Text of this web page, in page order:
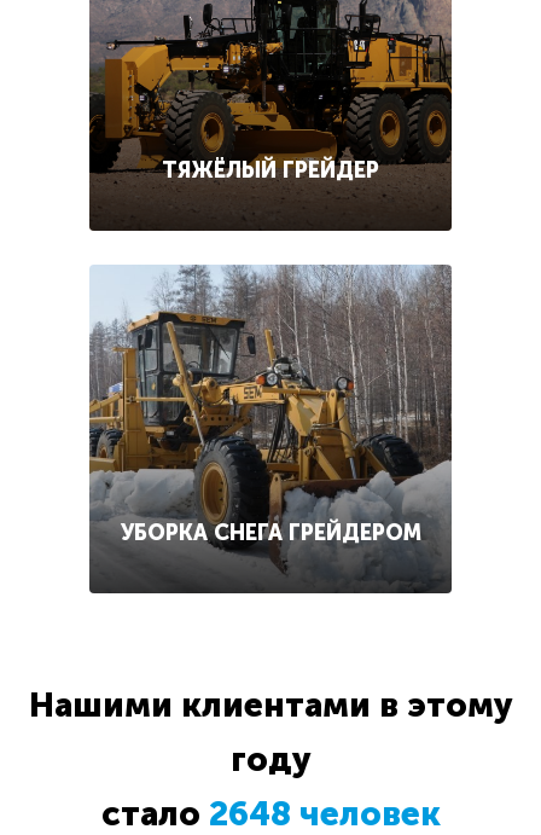
ТЯЖЁЛЫЙ ГРЕЙДЕР
УБОРКА СНЕГА ГРЕЙДЕРОМ
Нашими клиентами в этому
году
стало 2648 человек